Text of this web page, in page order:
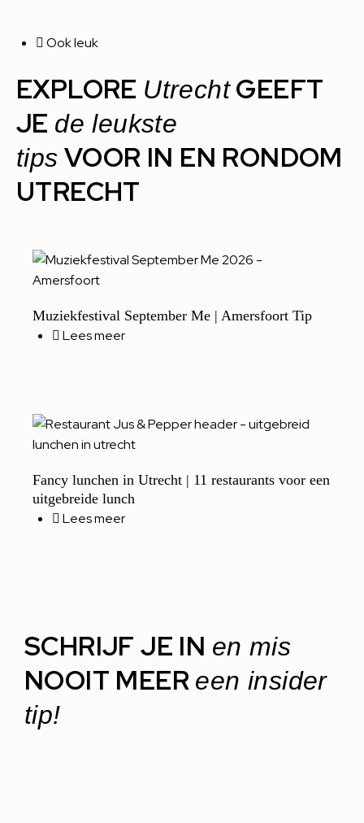
Ook leuk
EXPLORE UtrechtGEEFT
JE de leukste
tips VOOR IN EN RONDOM
UTRECHT
Muziekfestival September Me | Amersfoort Tip
Lees meer
Fancy lunchen in Utrecht | 11 restaurants voor een
uitgebreide lunch
Lees meer
SCHRIJF JE IN en mis
NOOIT MEER een insider
tip!